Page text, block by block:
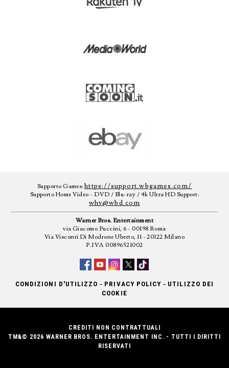
Supporto Games:https://support.wbgames.com/
Supporto Home Video - DVD / Blu-ray / 4k Ultra HD Support:
whv@wbd.com
Warner Bros. Entertainment
via Giacomo Puccini, 6 - 00198 Roma
Via Visconti Di Modrone Uberto, 11 - 20122 Milano
P.IVA 00896521002
CONDIZIONI D'UTILIZZO - PRIVACY POLICY - UTILIZZO DEI
COOKIE
CREDITI NON CONTRATTUALI
TM&© 2026 WARNER BROS. ENTERTAINMENT INC. - TUTTI I DIRITTI
RISERVATI